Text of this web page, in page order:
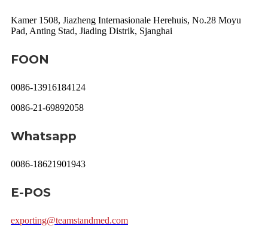
Kamer 1508, Jiazheng Internasionale Herehuis, No.28 Moyu
Pad, Anting Stad, Jiading Distrik, Sjanghai
FOON
0086-13916184124
0086-21-69892058
Whatsapp
0086-18621901943
E-POS
exporting@teamstandmed.com